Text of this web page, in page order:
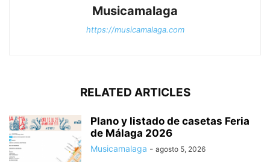
Musicamalaga
https://musicamalaga.com
RELATED ARTICLES
Plano y listado de casetas Feria
de Málaga 2026
Musicamalaga - agosto 5, 2026